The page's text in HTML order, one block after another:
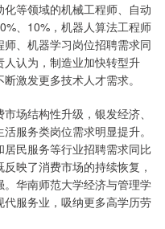
等领域的机械工程师、自动
、10%，机器人算法工程师
、机器学习岗位招聘需求同
认为，制造业加快转型升
激发更多技术人才需求。
结构性升级，银发经济、
服务类岗位需求明显提升。
民服务等行业招聘需求同比
映了消费市场的持续恢复，
华南师范大学经济与管理学
服务业，吸纳更多高学历劳